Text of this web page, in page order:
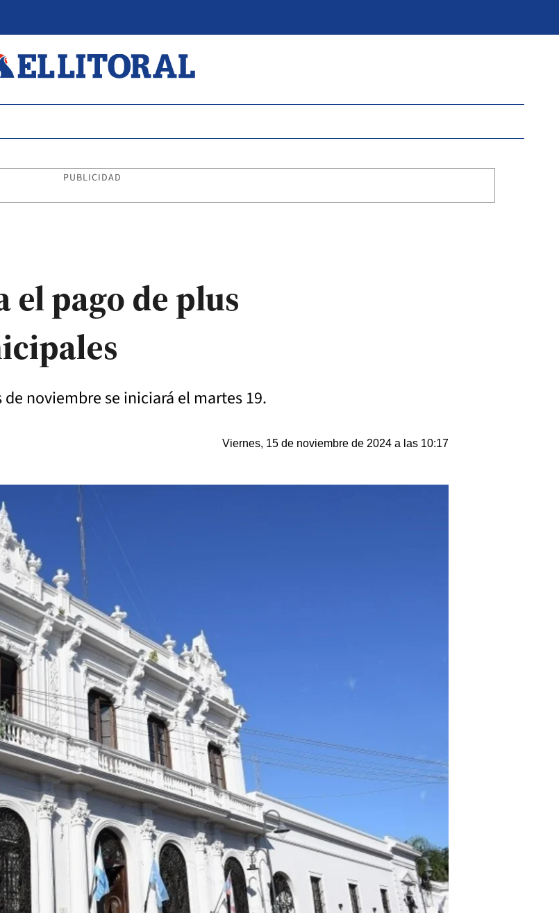
PUBLICIDAD
el pago de plus
noviembre se iniciará el martes 19.
Viernes, 15 de noviembre de 2024 a las 10:17